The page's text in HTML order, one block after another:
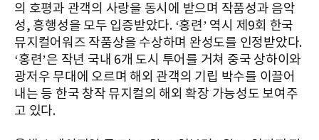
의 호평과 관객의 사랑을 동시에 받으며 작품성과 음악
성, 흥행성을 모두 입증받았다. ‘홍련’ 역시 제9회 한국
뮤지컬어워즈 작품상을 수상하며 완성도를 인정받았다.
‘홍련’은 작년 국내 6개 도시 투어를 거쳐 중국 상하이와
광저우 무대에 오르며 해외 관객의 기립 박수를 이끌어
내는 등 한국 창작 뮤지컬의 해외 확장 가능성도 보여주
고 있다.